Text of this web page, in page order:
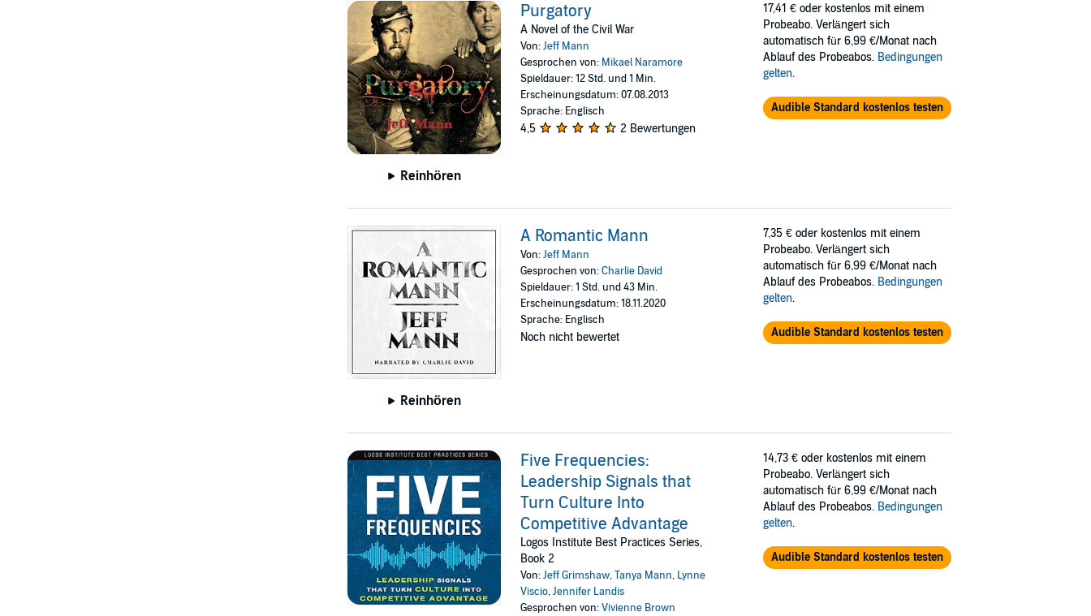
Reinhören
Purgatory
A Novel of the Civil War
Von:Jeff Mann
Gesprochen von: Mikael Naramore
Spieldauer: 12 Std. und 1 Min.
Erscheinungsdatum: 07.08.2013
Sprache: Englisch
4,5 2 Bewertungen
17,41 € oder kostenlos mit einem
Probeabo. Verlängert sich
automatisch für 6,99 €/Monat nach
Ablauf des Probeabos. Bedingungen
gelten.
Audible Standard kostenlos testen
Reinhören
A Romantic Mann
Von:Jeff Mann
Gesprochen von:Charlie David
Spieldauer: 1 Std. und 43 Min.
Erscheinungsdatum: 18.11.2020
Sprache: Englisch
Noch nicht bewertet
7,35 € oder kostenlos mit einem
Probeabo. Verlängert sich
automatisch für 6,99 €/Monat nach
Ablauf des Probeabos. Bedingungen
gelten.
Audible Standard kostenlos testen
Five Frequencies:
Leadership Signals that
Turn Culture Into
Competitive Advantage
Logos Institute Best Practices Series,
Book 2
Von:Jeff Grimshaw,Tanya Mann, Lynne
Viscio,Jennifer Landis
Gesprochen von:Vivienne Brown
14,73 € oder kostenlos mit einem
Probeabo. Verlängert sich
automatisch für 6,99 €/Monat nach
Ablauf des Probeabos. Bedingungen
gelten.
Audible Standard kostenlos testen